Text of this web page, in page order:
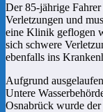
Der 85-jährige
Verletzungen und
eine Klinik geflogen
sich schwere
ebenfalls ins
Aufgrund
Untere
Osnabrück wurde